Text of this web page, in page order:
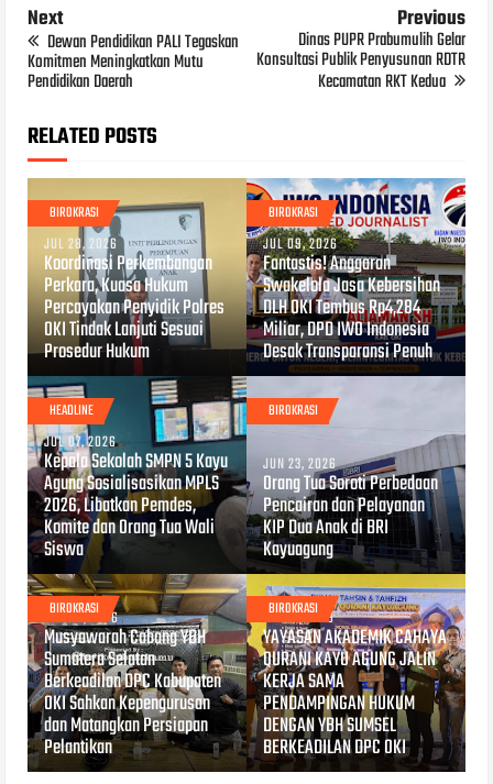
Next
Dewan Pendidikan PALI Tegaskan
Komitmen Meningkatkan Mutu
Pendidikan Daerah
Previous
Dinas PUPR Prabumulih Gelar
Konsultasi Publik Penyusunan RDTR
Kecamatan RKT Kedua
RELATED POSTS
BIROKRASI
JUL 28, 2026
Koordinasi Perkembangan
Perkara, Kuasa Hukum
Percayakan Penyidik Polres
OKI Tindak Lanjuti Sesuai
Prosedur Hukum
BIROKRASI
JUL 09, 2026
Fantastis! Anggaran
Swakelola Jasa Kebersihan
DLH OKI Tembus Rp4,284
Miliar, DPD IWO Indonesia
Desak Transparansi Penuh
HEADLINE
JUL 07, 2026
Kepala Sekolah SMPN 5 Kayu
Agung Sosialisasikan MPLS
2026, Libatkan Pemdes,
Komite dan Orang Tua Wali
Siswa
BIROKRASI
JUN 23, 2026
Orang Tua Soroti Perbedaan
Pencairan dan Pelayanan
KIP Dua Anak di BRI
Kayuagung
BIROKRASI
JUN 20, 2026
Musyawarah Cabang YBH
Sumatera Selatan
Berkeadilan DPC Kabupaten
OKI Sahkan Kepengurusan
dan Matangkan Persiapan
Pelantikan
BIROKRASI
JUN 17, 2026
YAYASAN AKADEMIK CAHAYA
QURANI KAYU AGUNG JALIN
KERJA SAMA
PENDAMPINGAN HUKUM
DENGAN YBH SUMSEL
BERKEADILAN DPC OKI